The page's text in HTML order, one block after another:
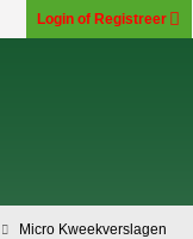
Login of Registreer
Micro Kweekverslagen